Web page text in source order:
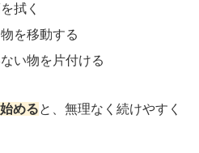
拭く
を移動する
い物を片付ける
めると、無理なく続けやすく